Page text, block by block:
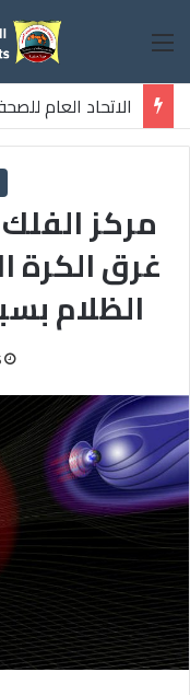
القائمة
الاتحاد العام
ثلاثة صحفيين
مركز الفلك
الظلام